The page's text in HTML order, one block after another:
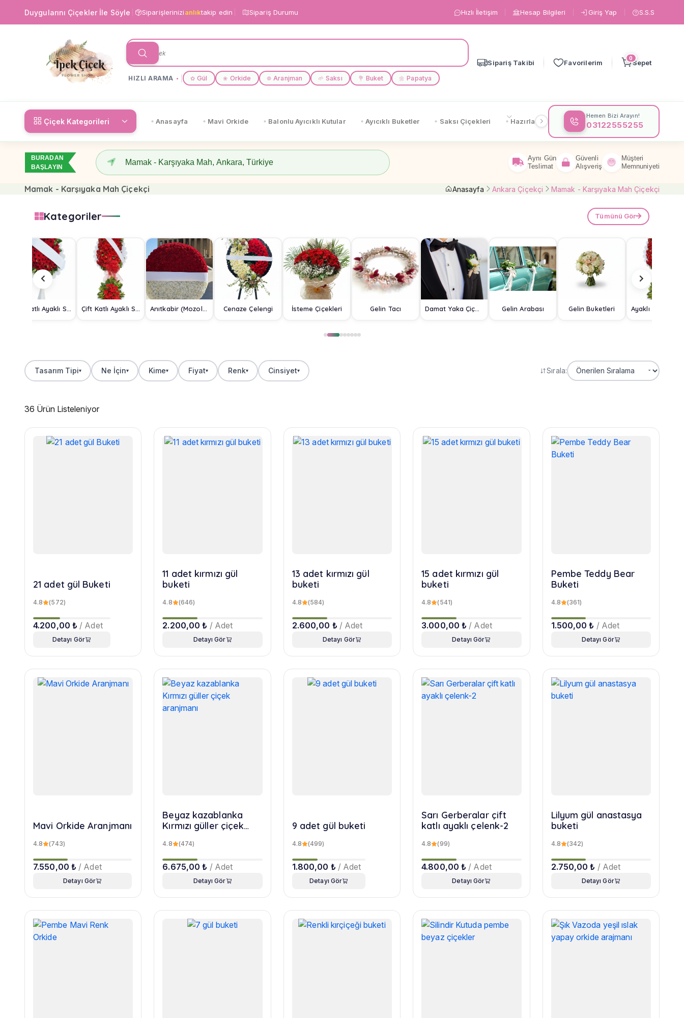
Duygularını Çiçekler İle Söyle Siparişlerinizianlıktakip edin Sipariş Durumu Hızlı İletişim Hesap Bilgileri Giriş Yap S.S.S
HIZLI ARAMA ✿ Gül ❀ Orkide ❁ Aranjman 🌱 Saksı 💐 Buket 🌼 Papatya
Sipariş Takibi Favorilerim
0
Sepet
Çiçek Kategorileri Anasayfa Mavi Orkide Balonlu Ayıcıklı Kutular Ayıcıklı Buketler Saksı Çiçekleri Hazırlanışa Göre Çiçeklere Göre
Hemen Bizi Arayın!
03122555255
BURADAN
BAŞLAYIN
Aynı Gün
Teslimat
Güvenli
Alışveriş
Müşteri
Memnuniyeti
Mamak - Karşıyaka Mah Çiçekçi Anasayfa Ankara Çiçekçi Mamak - Karşıyaka Mah Çiçekçi
Kategoriler Tümünü Gör
Tek Katlı Ayaklı Sepet Çift Katlı Ayaklı Sepet Anıtkabir (Mozole) Çelengi Cenaze Çelengi İsteme Çiçekleri Gelin Tacı Damat Yaka Çiçeği Gelin Arabası Gelin Buketleri
Tasarım Tipi▾ Ne İçin▾ Kime▾ Fiyat▾ Renk▾ Cinsiyet▾ Sırala:
36 Ürün Listeleniyor
21 adet gül Buketi
4.8 (572)
4.200,00 ₺ / Adet
Detayı Gör
11 adet kırmızı gül
buketi
4.8 (646)
2.200,00 ₺ / Adet
Detayı Gör
13 adet kırmızı gül
buketi
4.8 (584)
2.600,00 ₺ / Adet
Detayı Gör
15 adet kırmızı gül
buketi
4.8 (541)
3.000,00 ₺ / Adet
Detayı Gör
Pembe Teddy Bear
Buketi
4.8 (361)
1.500,00 ₺ / Adet
Detayı Gör
Mavi Orkide Aranjmanı
4.8 (743)
7.550,00 ₺ / Adet
Detayı Gör
Beyaz kazablanka
Kırmızı güller çiçek
4.8 (474)
6.675,00 ₺ / Adet
Detayı Gör
9 adet gül buketi
4.8 (499)
1.800,00 ₺ / Adet
Detayı Gör
Sarı Gerberalar çift
katlı ayaklı çelenk-2
4.8 (99)
4.800,00 ₺ / Adet
Detayı Gör
Lilyum gül anastasya
buketi
4.8 (342)
2.750,00 ₺ / Adet
Detayı Gör